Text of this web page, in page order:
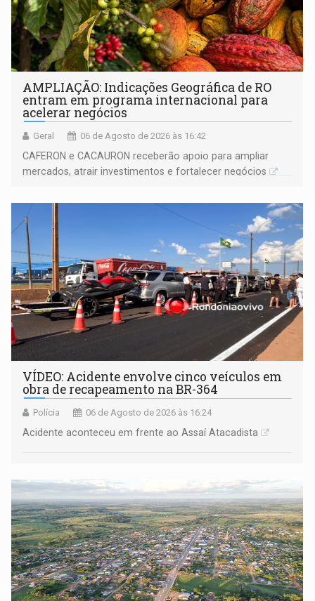
AMPLIAÇÃO: Indicações Geográfica de RO
entram em programa internacional para
acelerar negócios
Geral 06 de Agosto de 2026 às 16:42
CAFERON e CACAURON receberão apoio para ampliar
mercados, atrair investimentos e fortalecer negócios
VÍDEO: Acidente envolve cinco veículos em
obra de recapeamento na BR-364
Polícia 06 de Agosto de 2026 às 16:24
Acidente aconteceu em frente ao Assaí Atacadista